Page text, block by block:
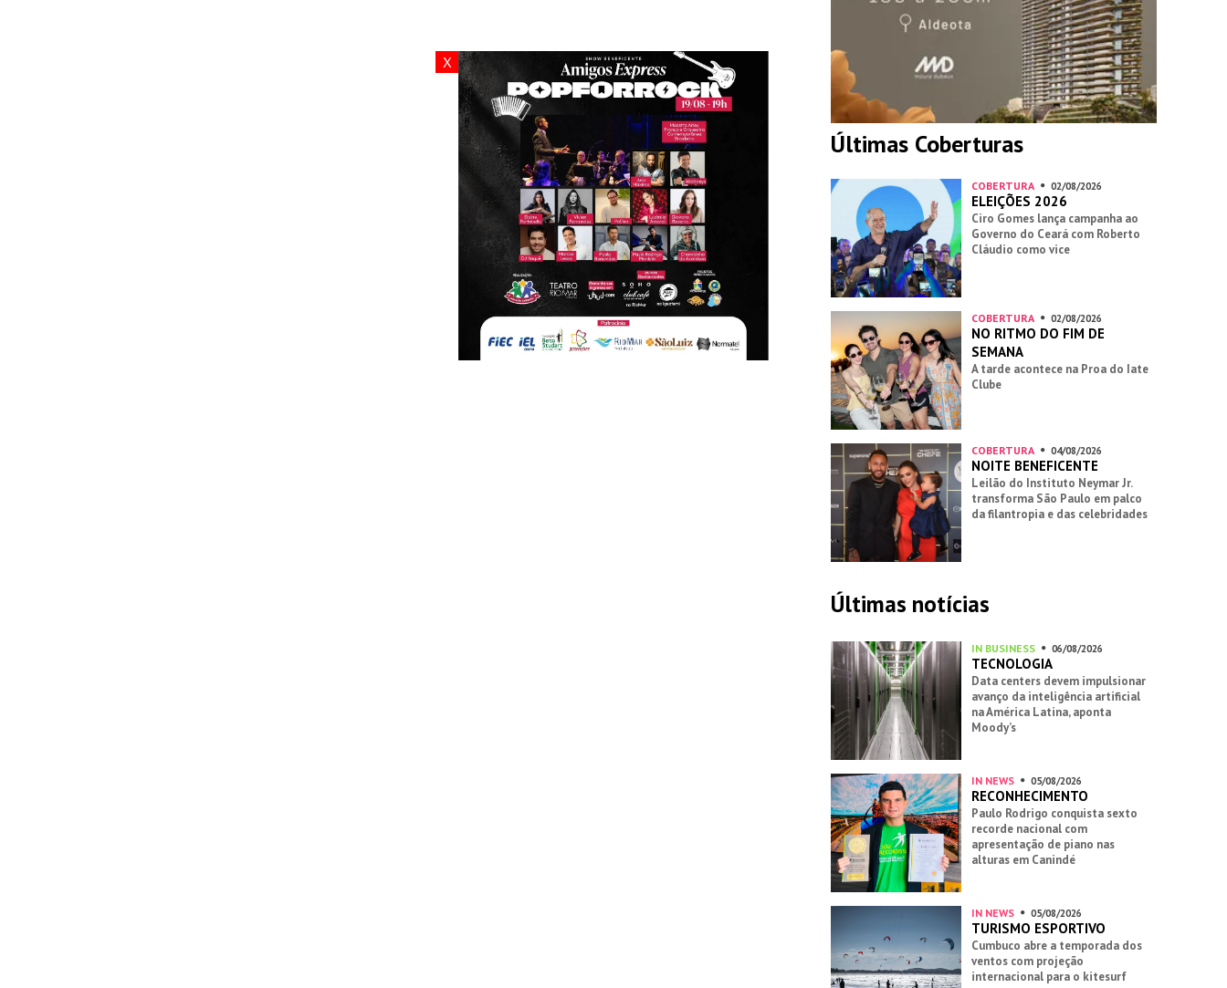
Últimas Coberturas
COBERTURA 02/08/2026
ELEIÇÕES 2026
Ciro Gomes lança campanha ao
Governo do Ceará com Roberto
Cláudio como vice
COBERTURA 02/08/2026
NO RITMO DO FIM DE
SEMANA
A tarde acontece na Proa do Iate
Clube
COBERTURA 04/08/2026
NOITE BENEFICENTE
Leilão do Instituto Neymar Jr.
transforma São Paulo em palco
da filantropia e das celebridades
Últimas notícias
IN BUSINESS 06/08/2026
TECNOLOGIA
Data centers devem impulsionar
avanço da inteligência artificial
na América Latina, aponta
Moody’s
IN NEWS 05/08/2026
RECONHECIMENTO
Paulo Rodrigo conquista sexto
recorde nacional com
apresentação de piano nas
alturas em Canindé
IN NEWS 05/08/2026
TURISMO ESPORTIVO
Cumbuco abre a temporada dos
ventos com projeção
internacional para o kitesurf
X